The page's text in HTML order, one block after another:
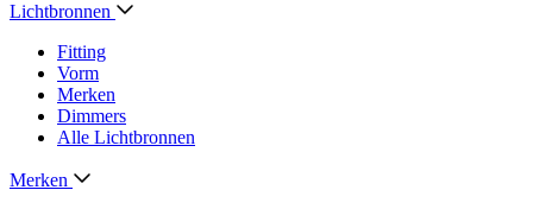
Lichtbronnen
Fitting
Vorm
Merken
Dimmers
Alle Lichtbronnen
Merken